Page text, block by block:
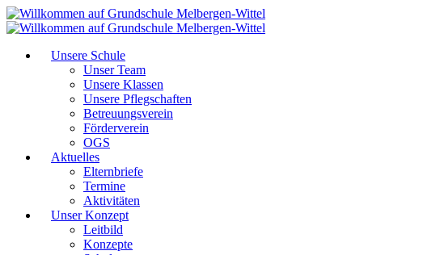
Unsere Schule
Unser Team
Unsere Klassen
Unsere Pflegschaften
Betreuungsverein
Förderverein
OGS
Aktuelles
Elternbriefe
Termine
Aktivitäten
Unser Konzept
Leitbild
Konzepte